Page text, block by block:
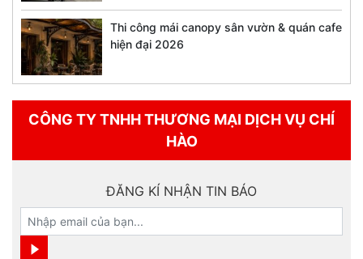
Thi công mái canopy sân vườn & quán cafe
hiện đại 2026
CÔNG TY TNHH THƯƠNG MẠI DỊCH VỤ CHÍ
HÀO
ĐĂNG KÍ NHẬN TIN BÁO